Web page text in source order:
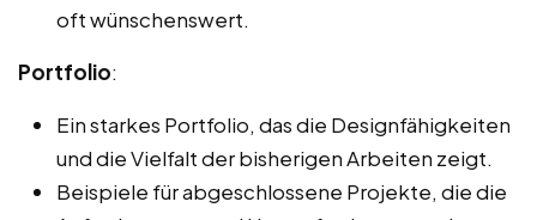
oft wünschenswert.
Portfolio:
Ein starkes Portfolio, das die Designfähigkeiten
und die Vielfalt der bisherigen Arbeiten zeigt.
Beispiele für abgeschlossene Projekte, die die